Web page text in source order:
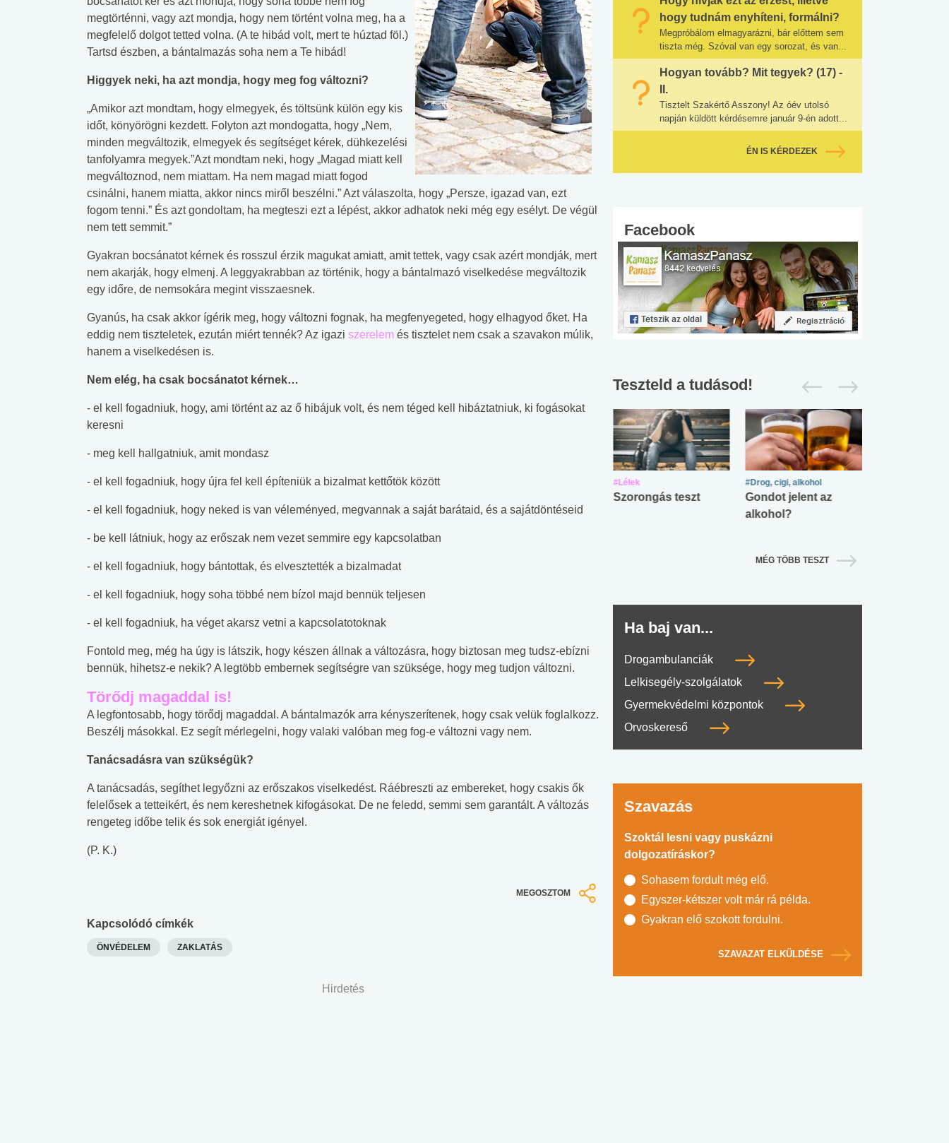
megtörténni, vagy azt mondja, hogy nem történt volna meg, ha a
megfelelő dolgot tetted volna. (A te hibád volt, mert te húztad föl.)
Tartsd észben, a bántalmazás soha nem a Te hibád!
Higgyek neki, ha azt mondja, hogy meg fog változni?
„Amikor azt mondtam, hogy elmegyek, és töltsünk külön egy kis
időt, könyörögni kezdett. Folyton azt mondogatta, hogy „Nem,
minden megváltozik, elmegyek és segítséget kérek, dühkezelési
tanfolyamra megyek.”Azt mondtam neki, hogy „Magad miatt kell
megváltoznod, nem miattam. Ha nem magad miatt fogod
csinálni, hanem miatta, akkor nincs miről beszélni.” Azt válaszolta, hogy „Persze, igazad van, ezt
fogom tenni.” És azt gondoltam, ha megteszi ezt a lépést, akkor adhatok neki még egy esélyt. De végül
nem tett semmit.”
Gyakran bocsánatot kérnek és rosszul érzik magukat amiatt, amit tettek, vagy csak azért mondják, mert
nem akarják, hogy elmenj. A leggyakrabban az történik, hogy a bántalmazó viselkedése megváltozik
egy időre, de nemsokára megint visszaesnek.
Gyanús, ha csak akkor ígérik meg, hogy változni fognak, ha megfenyegeted, hogy elhagyod őket. Ha
eddig nem tiszteletek, ezután miért tennék? Az igazi szerelem és tisztelet nem csak a szavakon múlik,
hanem a viselkedésen is.
Nem elég, ha csak bocsánatot kérnek…
- el kell fogadniuk, hogy, ami történt az az ő hibájuk volt, és nem téged kell hibáztatniuk, ki fogásokat
keresni
- meg kell hallgatniuk, amit mondasz
- el kell fogadniuk, hogy újra fel kell építeniük a bizalmat kettőtök között
- el kell fogadniuk, hogy neked is van véleményed, megvannak a saját barátaid, és a sajátdöntéseid
- be kell látniuk, hogy az erőszak nem vezet semmire egy kapcsolatban
- el kell fogadniuk, hogy bántottak, és elvesztették a bizalmadat
- el kell fogadniuk, hogy soha többé nem bízol majd bennük teljesen
- el kell fogadniuk, ha véget akarsz vetni a kapcsolatotoknak
Fontold meg, még ha úgy is látszik, hogy készen állnak a változásra, hogy biztosan meg tudsz-ebízni
bennük, hihetsz-e nekik? A legtöbb embernek segítségre van szüksége, hogy meg tudjon változni.
Törődj magaddal is!
A legfontosabb, hogy törődj magaddal. A bántalmazók arra kényszerítenek, hogy csak velük foglalkozz.
Beszélj másokkal. Ez segít mérlegelni, hogy valaki valóban meg fog-e változni vagy nem.
Tanácsadásra van szükségük?
A tanácsadás, segíthet legyőzni az erőszakos viselkedést. Ráébreszti az embereket, hogy csakis ők
felelősek a tetteikért, és nem kereshetnek kifogásokat. De ne feledd, semmi sem garantált. A változás
rengeteg időbe telik és sok energiát igényel.
(P. K.)
MEGOSZTOM
Kapcsolódó címkék
ÖNVÉDELEM ZAKLATÁS
Hirdetés
hogy tudnám enyhíteni, formálni?
Megpróbálom elmagyarázni, bár előttem sem
tiszta még. Szóval van egy sorozat, és van...
Hogyan tovább? Mit tegyek? (17) -
II.
Tisztelt Szakértő Asszony! Az óév utolsó
napján küldött kérdésemre január 9-én adott...
ÉN IS KÉRDEZEK
Facebook
Teszteld a tudásod!
#Zöldövezet
lábnyomod?
#Betegségek
tudásteszt
#Suli, munka
nyelvvizsga teszt -
No.42
teszt
#Lélek
Szorongás teszt
#Drog, cigi, alkohol
Gondot jelent az
alkohol?
MÉG TÖBB TESZT
Ha baj van...
Drogambulanciák
Lelkisegély-szolgálatok
Gyermekvédelmi központok
Orvoskereső
Szavazás
Szoktál lesni vagy puskázni
dolgozatíráskor?
Sohasem fordult még elő.
Egyszer-kétszer volt már rá példa.
Gyakran elő szokott fordulni.
SZAVAZAT ELKÜLDÉSE